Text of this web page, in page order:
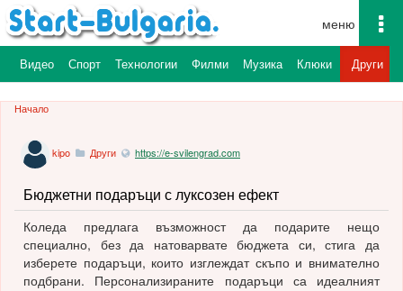
Видео Спорт Технологии Филми Музика Клюки Други
Начало
Бюджетни подаръци с луксозен ефект
kipo Други https://e-svilengrad.com
Коледа предлага възможност да подарите нещо
специално, без да натоварвате бюджета си, стига да
изберете подаръци, които изглеждат скъпо и внимателно
подбрани. Персонализираните подаръци са идеалният